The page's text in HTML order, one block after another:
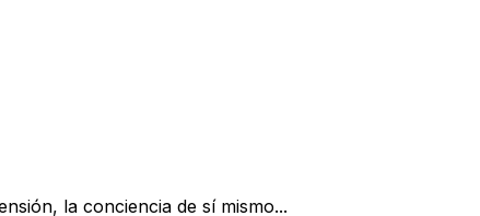
la conciencia de sí mismo...